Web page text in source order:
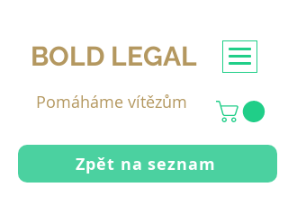
BOLD LEGAL
Pomáháme vítězům
Zpět na seznam